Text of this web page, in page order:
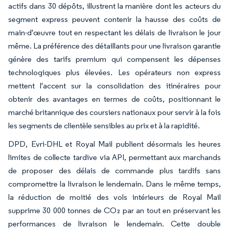
actifs dans 30 dépôts, illustrent la manière dont les acteurs du
segment express peuvent contenir la hausse des coûts de
main-d'œuvre tout en respectant les délais de livraison le jour
même. La préférence des détaillants pour une livraison garantie
génère des tarifs premium qui compensent les dépenses
technologiques plus élevées. Les opérateurs non express
mettent l'accent sur la consolidation des itinéraires pour
obtenir des avantages en termes de coûts, positionnant le
marché britannique des coursiers nationaux pour servir à la fois
les segments de clientèle sensibles au prix et à la rapidité.
DPD, Evri-DHL et Royal Mail publient désormais les heures
limites de collecte tardive via API, permettant aux marchands
de proposer des délais de commande plus tardifs sans
compromettre la livraison le lendemain. Dans le même temps,
la réduction de moitié des vols intérieurs de Royal Mail
supprime 30 000 tonnes de CO₂ par an tout en préservant les
performances de livraison le lendemain. Cette double